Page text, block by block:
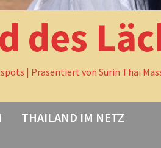
des
| Präsentiert von Surin Thai
THAILAND IM NETZ